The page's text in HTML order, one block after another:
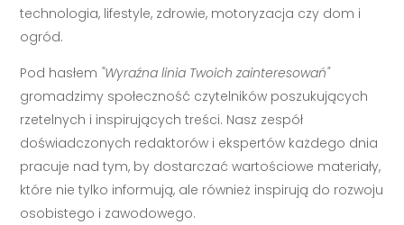
technologia, lifestyle, zdrowie, motoryzacja czy dom i
ogród.
Pod hasłem "Wyraźna linia Twoich zainteresowań"
gromadzimy społeczność czytelników poszukujących
rzetelnych i inspirujących treści. Nasz zespół
doświadczonych redaktorów i ekspertów każdego dnia
pracuje nad tym, by dostarczać wartościowe materiały,
które nie tylko informują, ale również inspirują do rozwoju
osobistego i zawodowego.